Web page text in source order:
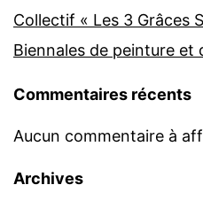
Collectif « Les 3 Grâces
Biennales de peinture et
Commentaires récents
Aucun commentaire à
Archives